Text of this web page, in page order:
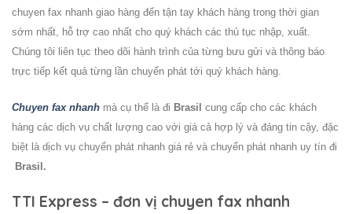
chuyen fax nhanh giao hàng đến tận tay khách hàng trong thời gian
sớm nhất, hỗ trợ cao nhất cho quý khách các thủ tục nhập, xuất.
Chúng tôi liên tục theo dõi hành trình của từng bưu gửi và thông báo
trực tiếp kết quả từng lần chuyển phát tới quý khách hàng.
Chuyen fax nhanh mà cụ thể là đi Brasil cung cấp cho các khách
hàng các dịch vụ chất lượng cao với giá cả hợp lý và đáng tin cậy, đặc
biệt là dịch vụ chuyển phát nhanh giá rẻ và chuyển phát nhanh uy tín đi
Brasil .
TTI Express – đơn vị chuyen fax nhanh